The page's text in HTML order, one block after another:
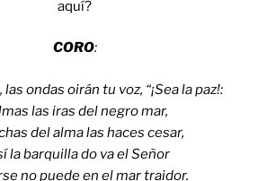
aquí?
CORO:
ondas oirán tu voz, “¡Sea la paz!:
las iras del negro mar,
del alma las haces cesar,
la barquilla do va el Señor
no puede en el mar traidor.